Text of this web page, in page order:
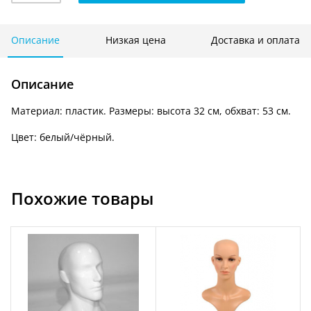
SH-
122
Описание Низкая цена Доставка и оплата
Описание
Материал: пластик. Размеры: высота 32 см, обхват: 53 см.
Цвет: белый/чёрный.
Похожие товары